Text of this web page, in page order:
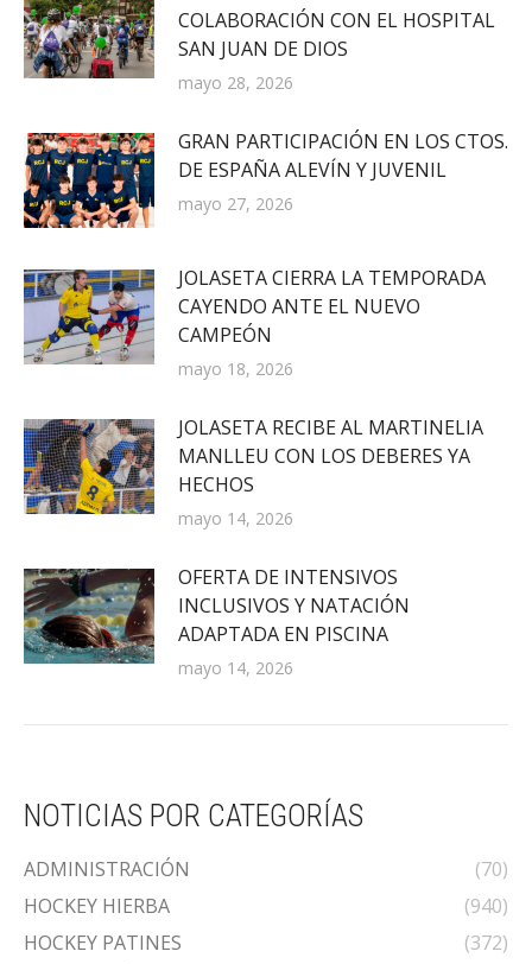
COLABORACIÓN CON EL HOSPITAL
SAN JUAN DE DIOS
mayo 28, 2026
GRAN PARTICIPACIÓN EN LOS CTOS.
DE ESPAÑA ALEVÍN Y JUVENIL
mayo 27, 2026
JOLASETA CIERRA LA TEMPORADA
CAYENDO ANTE EL NUEVO
CAMPEÓN
mayo 18, 2026
JOLASETA RECIBE AL MARTINELIA
MANLLEU CON LOS DEBERES YA
HECHOS
mayo 14, 2026
OFERTA DE INTENSIVOS
INCLUSIVOS Y NATACIÓN
ADAPTADA EN PISCINA
mayo 14, 2026
NOTICIAS POR CATEGORÍAS
ADMINISTRACIÓN
(70)
HOCKEY HIERBA
(940)
HOCKEY PATINES
(372)